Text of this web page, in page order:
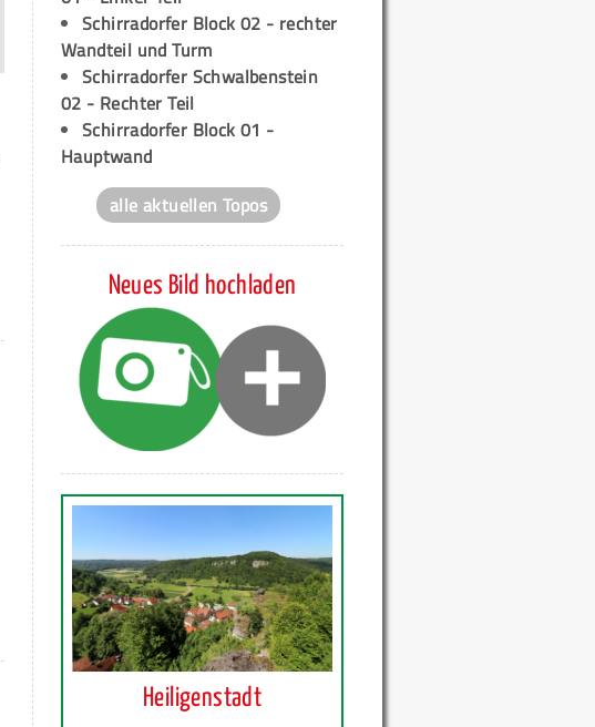
Schirradorfer Block 02 - rechter
Wandteil und Turm
Schirradorfer Schwalbenstein
02 - Rechter Teil
Schirradorfer Block 01 -
Hauptwand
alle aktuellen Topos
Neues Bild hochladen
Heiligenstadt